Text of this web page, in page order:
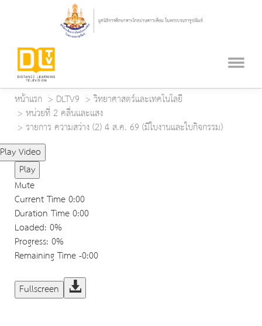
หน้าแรก DLTV9
วิทยาศาสตร์และเทคโนโลยี
หน่วยที่ 2 คลื่นและแสง
รายการ ความสว่าง (2) 4 ส.ค. 69 (มีใบงานและใบกิจกรรม)
Play Video
Play
Mute
Current Time0:00
Duration Time0:00
Loaded: 0%
Progress: 0%
Remaining Time-0:00
Fullscreen